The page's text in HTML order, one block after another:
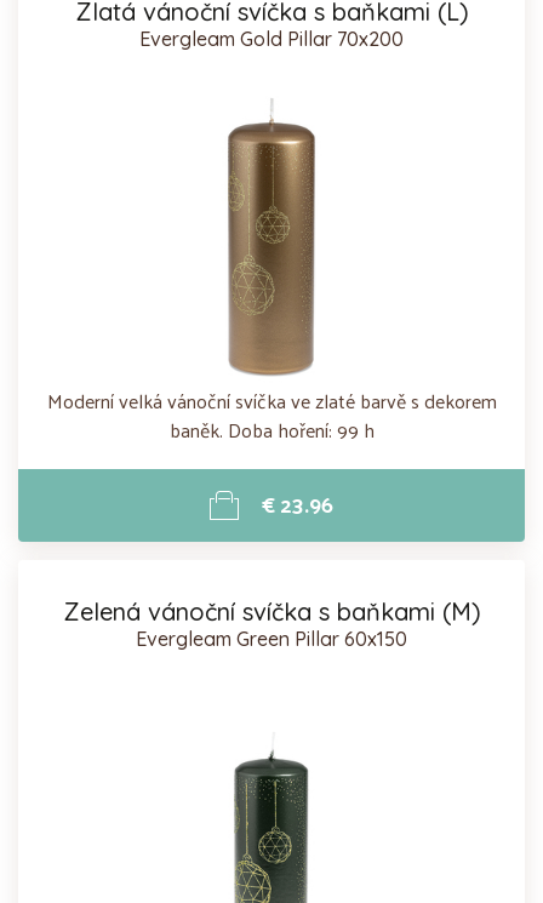
Zlatá vánoční svíčka s baňkami (L)
Evergleam Gold Pillar 70x200
Moderní velká vánoční svíčka ve zlaté barvě s dekorem
baněk. Doba hoření: 99 h
€ 23.96
Zelená vánoční svíčka s baňkami (M)
Evergleam Green Pillar 60x150